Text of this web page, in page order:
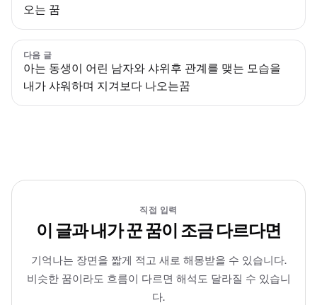
오는 꿈
다음 글
아는 동생이 어린 남자와 샤위후 관계를 맺는 모습을
내가 샤워하며 지겨보다 나오는꿈
직접 입력
이 글과 내가 꾼 꿈이 조금 다르다면
기억나는 장면을 짧게 적고 새로 해몽받을 수 있습니다.
비슷한 꿈이라도 흐름이 다르면 해석도 달라질 수 있습니
다.